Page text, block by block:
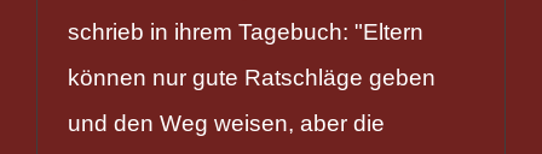
schrieb in ihrem Tagebuch: "Eltern
können nur gute Ratschläge geben
und den Weg weisen, aber die